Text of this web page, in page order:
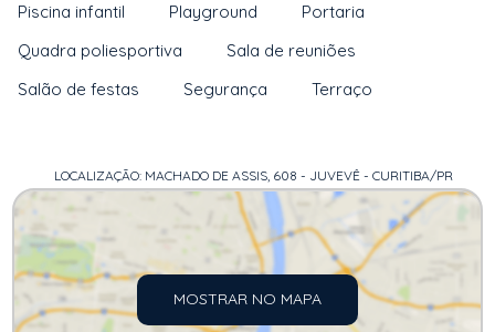
Piscina infantil
Playground
Portaria
Quadra poliesportiva
Sala de reuniões
Salão de festas
Segurança Terraço
LOCALIZAÇÃO: MACHADO DE ASSIS, 608 - JUVEVÊ - CURITIBA/PR
MOSTRAR NO MAPA